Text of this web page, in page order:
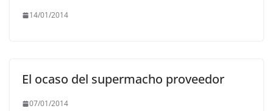
14/01/2014
El ocaso del supermacho proveedor
07/01/2014